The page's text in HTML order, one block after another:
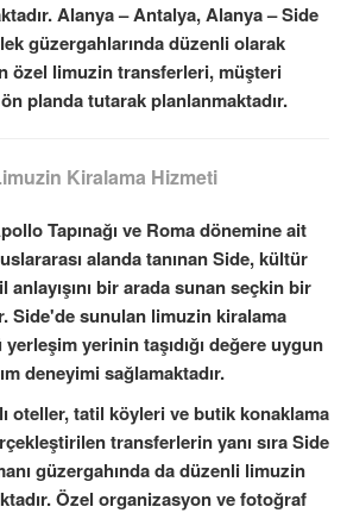
Alanya – Antalya, Alanya – Side
güzergahlarında düzenli olarak
özel limuzin transferleri, müşteri
planda tutarak planlanmaktadır.
Kiralama Hizmeti
Tapınağı ve Roma dönemine ait
alanda tanınan Side, kültür
bir arada sunan seçkin bir
Side'de sunulan limuzin kiralama
yerinin taşıdığı değere uygun
deneyimi sağlamaktadır.
oteller, tatil köyleri ve butik konaklama
transferlerin yanı sıra Side
güzergahında da düzenli limuzin
Özel organizasyon ve fotoğraf